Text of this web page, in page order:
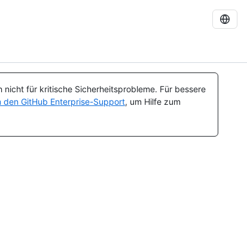
für kritische Sicherheitsprobleme. Für bessere
den GitHub Enterprise-Support, um Hilfe zum